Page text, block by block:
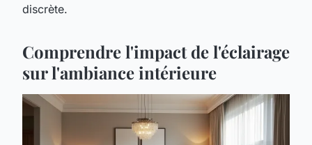
discrète.
Comprendre l'impact de l'éclairage
sur l'ambiance intérieure